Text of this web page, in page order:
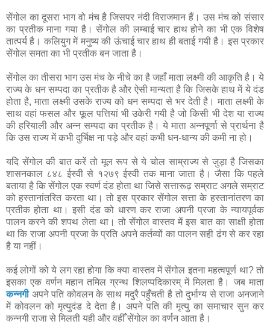
सेंगोल का दूसरा भाग वो मंच है जिसपर नंदी विराजमान हैं। उस मंच को संसार
का प्रतीक माना गया है। सेंगोल की लम्बाई चार हाथ होने का भी एक विशेष
तात्पर्य है। कलियुग में मनुष्य की ऊंचाई चार हाथ ही बताई गयी है। इस प्रकार
सेंगोल समता का भी प्रतीक बन जाता है।
सेंगोल का तीसरा भाग उस मंच के नीचे का है जहाँ माता लक्ष्मी की आकृति है। ये
राज्य के धन सम्पदा का प्रतीक है और ऐसी मान्यता है कि जिसके हाथ में ये दंड
होता है, माता लक्ष्मी उसके राज्य को धन सम्पदा से भर देती है। माता लक्ष्मी के
साथ वहां फसल और फूल पत्तियां भी उकेरी गयी है जो किसी भी देश या राज्य
की हरियाली और अन्न सम्पदा का प्रतीक है। ये माता अन्नपूर्णा से प्रार्थना है
कि उस राज्य में कभी दुर्भिक्ष ना पड़े और वहां कभी धन-धान्य की कमी ना हो।
यदि सेंगोल की बात करें तो मूल रूप से ये चोल साम्राज्य से जुड़ा है जिसका
शासनकाल ८४८ ईस्वी से १२७९ ईस्वी तक माना जाता है। जैसा कि पहले
बताया है कि सेंगोल एक स्वर्ण दंड होता था जिसे सत्तारूढ़ सम्राट अगले सम्राट
को हस्तानांतरित करता था। तो इस प्रकार सेंगोल सत्ता के हस्तानांतरण का
प्रतीक होता था। इसी दंड को धारण कर राजा अपनी प्रजा के न्यायपूर्वक
पालन करने की शपथ लेता था। तो सेंगोल वास्तव में इस बात का साक्षी होता
था कि राजा अपनी प्रजा के प्रति अपने कर्तव्यों का पालन सही ढंग से कर रहा
है या नहीं।
कई लोगों को ये लग रहा होगा कि क्या वास्तव में सेंगोल इतना महत्वपूर्ण था? तो
इसका एक वर्णन महान तमिल ग्रन्थ शिलप्पदिकारम् में मिलता है। जब माता
कन्नगीअपने पति कोवलन के साथ मदुरै पहुँचती है तो दुर्भाग्य से राजा अनजाने
में कोवलन को मृत्युदंड दे देता है। अपने पति की मृत्यु का समाचार सुन कर
कन्नगी राजा से मिलती यही और वहीँ सेंगोल का वर्णन आता है।